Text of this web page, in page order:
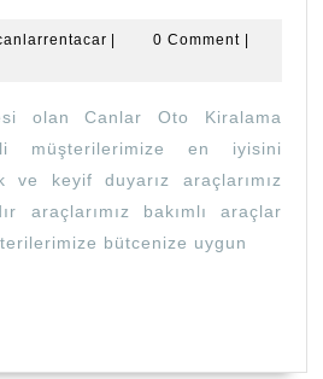
canlarrentacar
0 Comment
olan Canlar Oto Kiralama
müşterilerimize en iyisini
ve keyif duyarız araçlarımız
araçlarımız bakımlı araçlar
bütcenize uygun